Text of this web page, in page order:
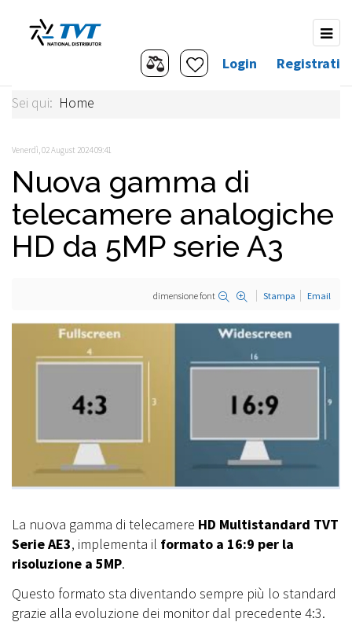
Registrati
Login
Sei qui: Home
Venerdì, 02 August 2024 09:41
Nuova gamma di
telecamere analogiche
HD da 5MP serie A3
dimensione font Stampa Email
La nuova gamma di telecamere HD Multistandard TVT
Serie AE3, implementa il formato a 16:9 per la
risoluzione a 5MP.
Questo formato sta diventando sempre più lo standard
grazie alla evoluzione dei monitor dal precedente 4:3.